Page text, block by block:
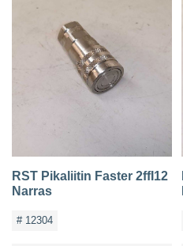
RST Pikaliitin Faster 2ffI12
Narras
# 12304